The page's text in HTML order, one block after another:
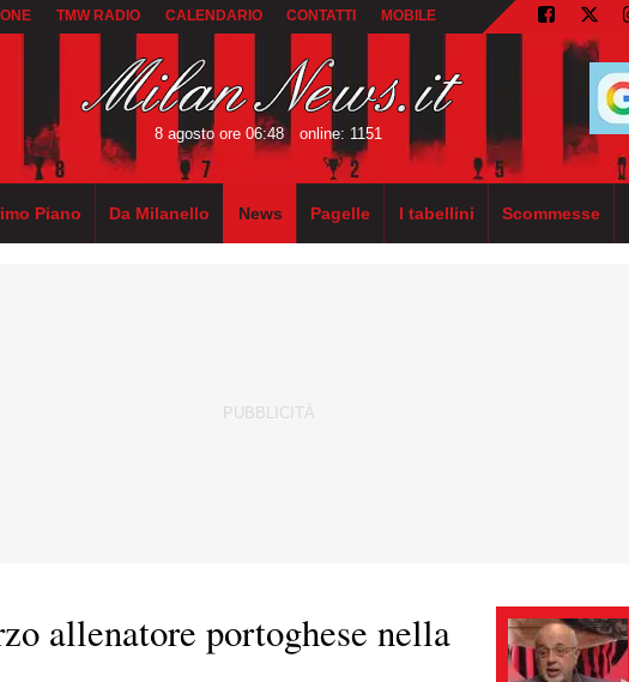
TMW RADIO CALENDARIO CONTATTI MOBILE
8 agosto ore 06:48 online: 1151
Piano Da Milanello News Pagelle I tabellini Scommesse
allenatore portoghese nella